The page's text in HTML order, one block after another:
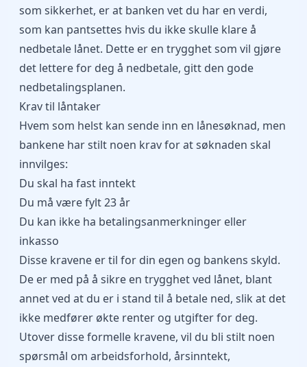
som sikkerhet, er at banken vet du har en verdi,
som kan pantsettes hvis du ikke skulle klare å
nedbetale lånet. Dette er en trygghet som vil gjøre
det lettere for deg å nedbetale, gitt den gode
nedbetalingsplanen.
Krav til låntaker
Hvem som helst kan sende inn en lånesøknad, men
bankene har stilt noen krav for at søknaden skal
innvilges:
Du skal ha fast inntekt
Du må være fylt 23 år
Du kan ikke ha betalingsanmerkninger eller
inkasso
Disse kravene er til for din egen og bankens skyld.
De er med på å sikre en trygghet ved lånet, blant
annet ved at du er i stand til å betale ned, slik at det
ikke medfører økte renter og utgifter for deg.
Utover disse formelle kravene, vil du bli stilt noen
spørsmål om arbeidsforhold, årsinntekt,